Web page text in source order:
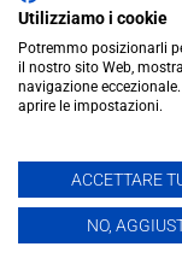
presso il Tribunale
Utilizziamo i cookie
Potremmo posizionarli
il nostro sito Web,
navigazione
aprire le impostazioni.
ACCETTARE
NO,